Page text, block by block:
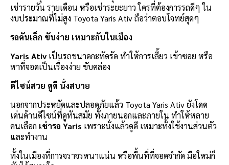
เช่ารายวัน รายเดือน หรือเช่าระยะยาว ใครที่ต้องการรถดีๆ ใน
งบประมาณที่ไม่สูง Toyota Yaris Ativ ถือว่าตอบโจทย์สุดๆ
รถคันเล็ก ขับง่าย เหมาะกับในเมือง
Yaris Ativ เป็นรถขนาดกะทัดรัด ทำให้การเลี้ยว เข้าซอย หรือ
หาที่จอดเป็นเรื่องง่าย ขับคล่อง
ดีไซน์สวย ดูดี นั่งสบาย
นอกจากประหยัดและปลอดภัยแล้ว Toyota Yaris Ativ ยังโดด
เด่นด้านดีไซน์ที่ดูทันสมัย ทั้งภายนอกและภายใน ทำให้หลาย
คนเลือก เช่ารถ Yaris เพราะนั่งแล้วดูดี เหมาะทั้งใช้งานส่วนตัว
และทำงาน
ทั้งในเมืองที่การจราจรหนาแน่น หรือพื้นที่ที่จอดจำกัด มือใหม่ก็